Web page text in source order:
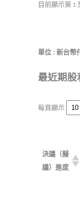
目前顯示第 1
單位 : 新台幣
最近期股
每頁顯示
決議（擬
議）進度